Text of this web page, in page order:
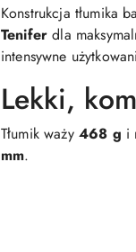
Konstrukcja tłumika
Tenifer dla
intensywne
Lekki,
Tłumik waży 468 g i
mm.